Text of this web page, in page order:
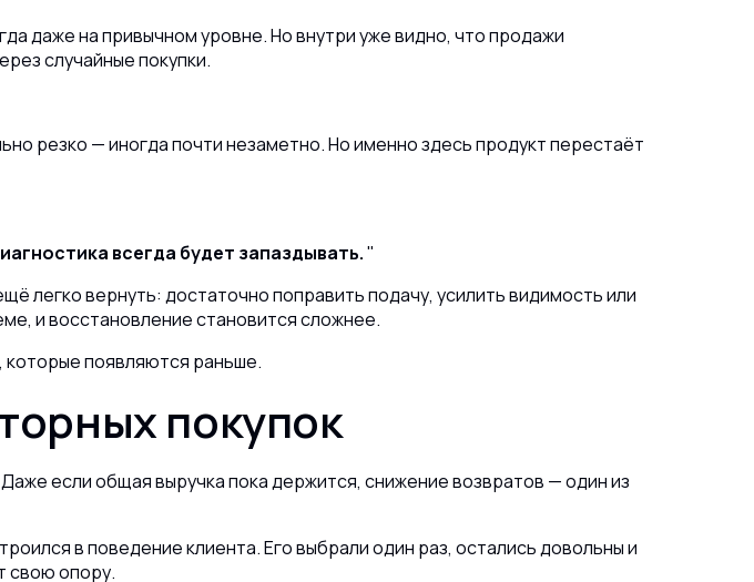
даже на привычном уровне. Но внутри уже видно, что продажи
случайные покупки.
резко — иногда почти незаметно. Но именно здесь продукт перестаёт
всегда будет запаздывать.
легко вернуть: достаточно поправить подачу, усилить видимость или
и восстановление становится сложнее.
которые появляются раньше.
покупок
если общая выручка пока держится, снижение возвратов — один из
в поведение клиента. Его выбрали один раз, остались довольны и
свою опору.